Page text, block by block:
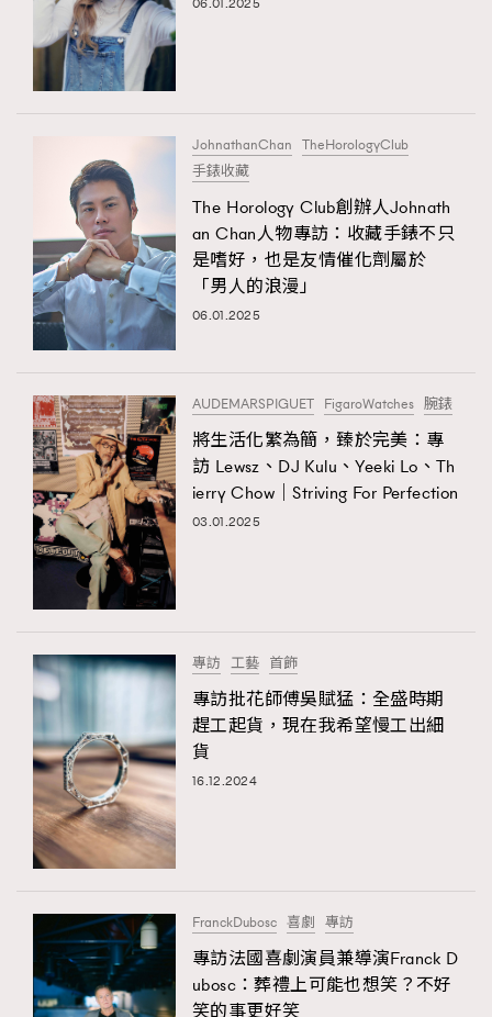
JohnathanChan TheHorologyClub
手錶收藏
The Horology Club創辦人Johnath
an Chan人物專訪：收藏手錶不只
是嗜好，也是友情催化劑屬於
「男人的浪漫」
06.01.2025
AUDEMARSPIGUET FigaroWatches 腕錶
將生活化繁為簡，臻於完美：專
訪 Lewsz、DJ Kulu、Yeeki Lo、Th
ierry Chow｜Striving For Perfection
03.01.2025
專訪 工藝 首飾
專訪批花師傅吳賦猛：全盛時期
趕工起貨，現在我希望慢工出細
貨
16.12.2024
FranckDubosc 喜劇 專訪
專訪法國喜劇演員兼導演Franck D
ubosc：葬禮上可能也想笑？不好
笑的事更好笑